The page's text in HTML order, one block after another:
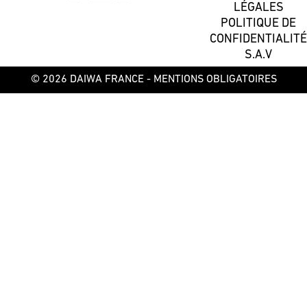
LÉGALES
POLITIQUE DE
CONFIDENTIALITÉ
S.A.V
© 2026 DAIWA FRANCE - MENTIONS OBLIGATOIRES